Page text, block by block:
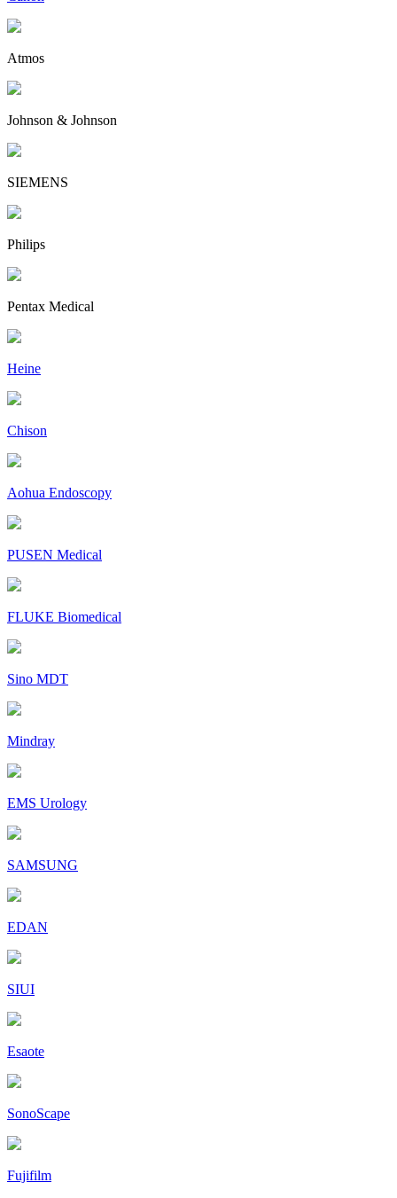
Atmos
Johnson & Johnson
SIEMENS
Philips
Pentax Medical
Heine
Chison
Aohua Endoscopy
PUSEN Medical
FLUKE Biomedical
Sino MDT
Mindray
EMS Urology
SAMSUNG
EDAN
SIUI
Esaote
SonoScape
Fujifilm